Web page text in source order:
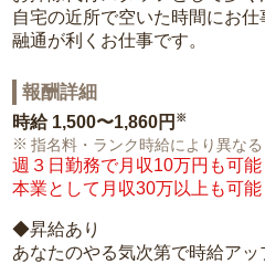
自宅の近所で空いた時間にお
融通が利くお仕事です。
報酬詳細
時給 1,500〜1,860円 ※
指名料・ランク時給により異なる
週３日勤務で月収10万円も可能
本業として月収30万以上も可能
◆昇給あり
あなたのやる気次第で時給アッ